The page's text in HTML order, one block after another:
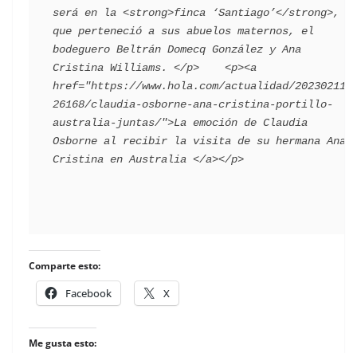
será en la <strong>finca ‘Santiago’</strong>,
que perteneció a sus abuelos maternos, el
bodeguero Beltrán Domecq González y Ana
Cristina Williams. </p>    <p><a
href="https://www.hola.com/actualidad/202302112
26168/claudia-osborne-ana-cristina-portillo-
australia-juntas/">La emoción de Claudia
Osborne al recibir la visita de su hermana Ana
Comparte esto:
Facebook X
Me gusta esto: